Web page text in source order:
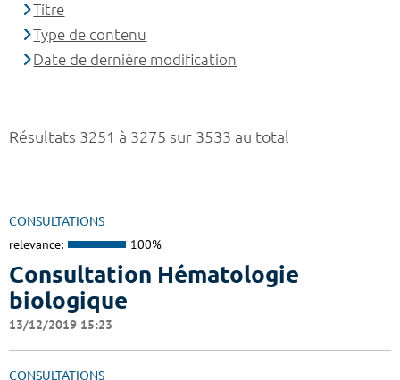
Résultats 3251 à 3275 sur 3533 au total
CONSULTATIONS
relevance: 100%
Consultation Hématologie
biologique
13/12/2019 15:23
CONSULTATIONS
Titre
Type de contenu
Date de dernière modification